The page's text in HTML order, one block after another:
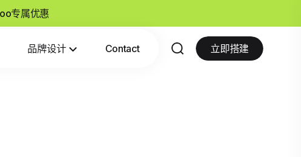
专属优惠
品牌设计 Contact 立即搭建